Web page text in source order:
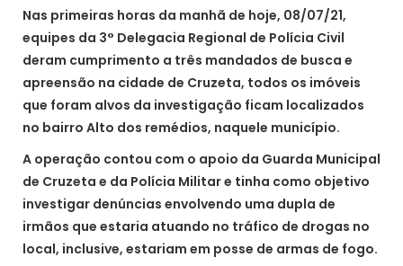
Nas primeiras horas da manhã de hoje, 08/07/21,
equipes da 3° Delegacia Regional de Polícia Civil
deram cumprimento a três mandados de busca e
apreensão na cidade de Cruzeta, todos os imóveis
que foram alvos da investigação ficam localizados
no bairro Alto dos remédios, naquele município.
A operação contou com o apoio da Guarda Municipal
de Cruzeta e da Polícia Militar e tinha como objetivo
investigar denúncias envolvendo uma dupla de
irmãos que estaria atuando no tráfico de drogas no
local, inclusive, estariam em posse de armas de fogo.